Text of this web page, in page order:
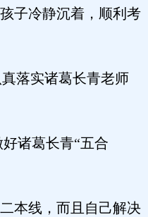
子冷静沉着，顺利考
落实诸葛长青老师
诸葛长青“五合
本线，而且自己解决